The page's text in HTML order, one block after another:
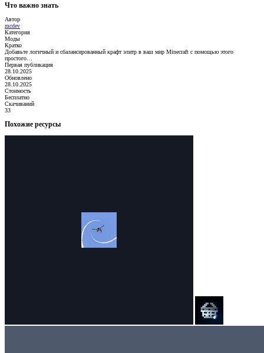
Что важно знать
Автор
mcdev
Категория
Моды
Кратко
Добавьте логичный и сбалансированный крафт элитр в ваш мир Minecraft с помощью этого
простого…
Первая публикация
28.10.2025
Обновлено
28.10.2025
Стоимость
Бесплатно
Скачиваний
33
Похожие ресурсы